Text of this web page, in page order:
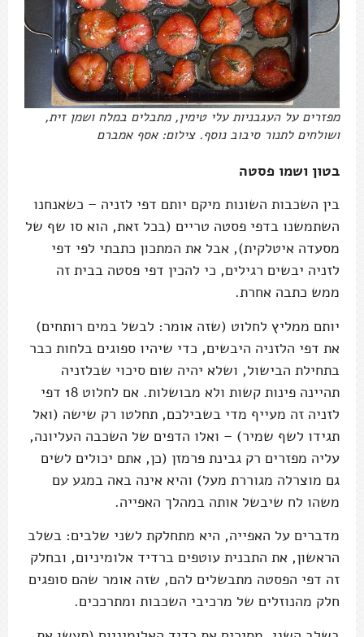
מפזרים על העגבניות עלי טימין, מתבלים במלח ושמן זית,
ושולחים לתנור סיבוב נוסף. צילום: אסף אמברם
בטון ושמו פסטה
בין השכבות השונות מיקם יותם דפי לזניה – כשאנחנו
השתמשנו בדפי פסטה טריים (בכל זאת, הוא סו שף של
מסעדה איטלקית), אבל את המתכון כתבתי לפי דפי
לזניה יבשים רגילים, כי להכין דפי פסטה בבית זה
ממש כתבה אחרת.
יותם ממליץ לחלוט (שזה אומר: לבשל במים רותחים)
את דפי הלזניה היבשים, כדי שיהיו ספוגים בלחות כבר
בתחילת הבישול, ושלא יהיה שום סיכוי שבלזניה
תהיינה פינות קשות ולא מבושלות. אם לחלוט 18 דפי
לזניה זה מעייף מדי בשבילכם, תחלטו רק שישה (ואל
תגידו לשף שמיר) – ואלו הדפים של השכבה העליונה,
עליה מפזרים רק גבינת פרמזן (כן, אתם יכולים לשים
גם מוצרלה מגוררת מעל) והיא אינה באה במגע עם
משהו לח שיבשל אותה במהלך האפייה.
מדברים על האפייה, היא מתחלקת לשני שלבים: בשלב
הראשון, את התבנית עוטפים ברדיד אלומיניום, ובחלק
זה דפי הפסטה מתבשלים להם, שזה אומר שהם סופגים
חלק מהנוזלים של מרכיבי השכבות ומתרככים.